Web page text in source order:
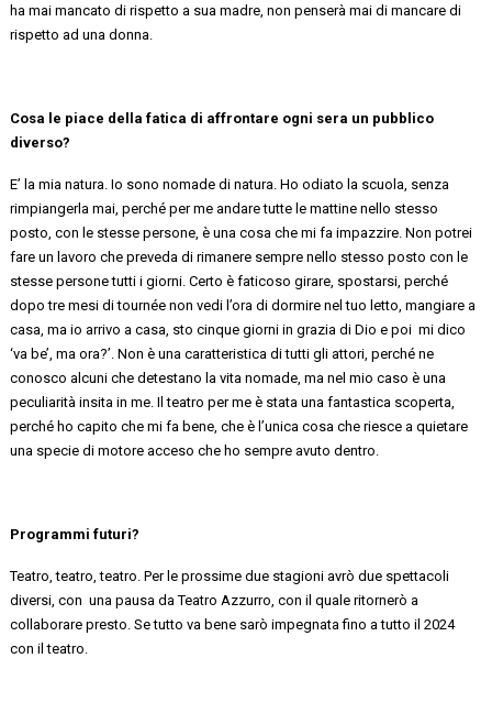
ha mai mancato di rispetto a sua madre, non penserà mai di mancare di
rispetto ad una donna.
Cosa le piace della fatica di affrontare ogni sera un pubblico
diverso?
E’ la mia natura. Io sono nomade di natura. Ho odiato la scuola, senza
rimpiangerla mai, perché per me andare tutte le mattine nello stesso
posto, con le stesse persone, è una cosa che mi fa impazzire. Non potrei
fare un lavoro che preveda di rimanere sempre nello stesso posto con le
stesse personetutti i giorni. Certo è faticoso girare, spostarsi, perché
dopo tre mesi di tournée non vedi l’ora di dormire nel tuo letto, mangiare a
casa, ma io arrivo a casa, sto cinque giorni in grazia di Dio epoi mi dico
‘va be’, ma ora?’. Non è una caratteristica di tutti gli attori, perché ne
conosco alcuni che detestano la vita nomade, ma nel mio caso è una
peculiarità insita in me. Il teatro per me è stata una fantastica scoperta,
perché ho capito che mi fa bene, che è l’unica cosa che riesce a quietare
una specie di motore acceso che ho sempre avuto dentro.
Programmi futuri?
Teatro, teatro, teatro. Per le prossime due stagioni avrò due spettacoli
diversi,con una pausa da Teatro Azzurro, con il quale ritornerò a
collaborare presto. Se tutto va bene sarò impegnata fino a tutto il 2024
con il teatro.